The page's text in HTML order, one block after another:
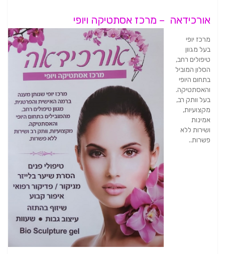
אורכידאה – מרכז אסתטיקה ויופי
מרכז יופי
בעל מגוון
טיפולים רחב,
הסלון המוביל
בתחום היופי
והאסתטיקה.
בעל וותק רב,
מקצועיות,
אמינות
ושירות ללא
פשרות..